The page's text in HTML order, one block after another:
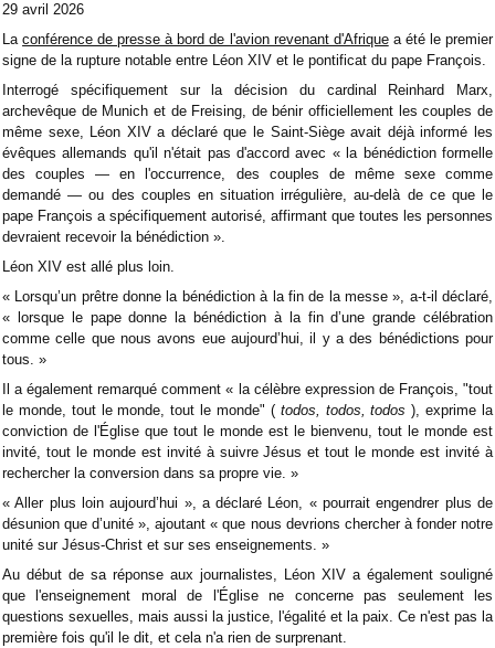
29 avril 2026
Laconférence de presse à bord de l'avion revenant d'Afriquea été le premier
signe de la rupture notable entre Léon XIV et le pontificat du pape François.
Interrogé spécifiquement sur la décision du cardinal Reinhard Marx,
archevêque de Munich et de Freising, de bénir officiellement les couples de
même sexe, Léon XIV a déclaré que le Saint-Siège avait déjà informé les
évêques allemands qu'il n'était pas d'accord avec « la bénédiction formelle
des couples — en l'occurrence, des couples de même sexe comme
demandé — ou des couples en situation irrégulière, au-delà de ce que le
pape François a spécifiquement autorisé, affirmant que toutes les personnes
devraient recevoir la bénédiction ».
Léon XIV est allé plus loin.
« Lorsqu’un prêtre donne la bénédiction à la fin de la messe », a-t-il déclaré,
« lorsque le pape donne la bénédiction à la fin d’une grande célébration
comme celle que nous avons eue aujourd’hui, il y a des bénédictions pour
tous. »
Il a également remarqué comment « la célèbre expression de François, "tout
le monde, tout le monde, tout le monde" ( todos, todos, todos ), exprime la
conviction de l'Église que tout le monde est le bienvenu, tout le monde est
invité, tout le monde est invité à suivre Jésus et tout le monde est invité à
rechercher la conversion dans sa propre vie. »
« Aller plus loin aujourd’hui », a déclaré Léon, « pourrait engendrer plus de
désunion que d’unité », ajoutant « que nous devrions chercher à fonder notre
unité sur Jésus-Christ et sur ses enseignements. »
Au début de sa réponse aux journalistes, Léon XIV a également souligné
que l'enseignement moral de l'Église ne concerne pas seulement les
questions sexuelles, mais aussi la justice, l'égalité et la paix. Ce n'est pas la
première fois qu'il le dit, et cela n'a rien de surprenant.